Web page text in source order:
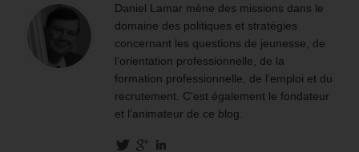
Daniel Lamar mène des missions dans le
domaine des politiques et stratégies
concernant les questions de jeunesse, de
l’orientation professionnelle, de la
formation professionnelle, de l’emploi et du
recrutement. C'est également le fondateur
et l'animateur de ce blog.